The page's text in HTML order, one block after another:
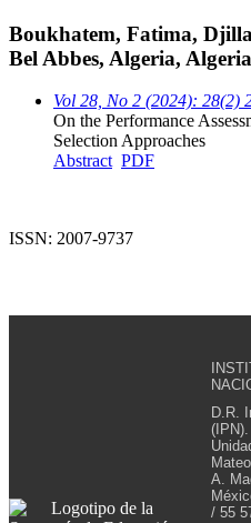
Boukhatem, Fatima,
Bel Abbes, Algeria, Algeria
Vol 28, No 2 (2024): 28(2)
On the Performance
Selection Approaches
Abstract PDF
ISSN: 2007-9737
D.R.
A.
/ 55